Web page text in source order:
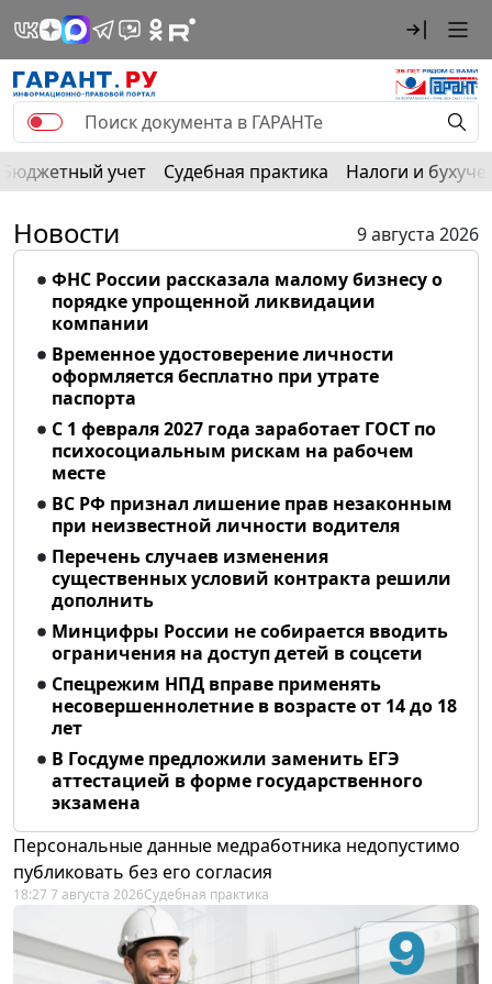
Бюджетный учет Судебная практика Налоги и
Новости
9 августа 2026
ФНС России рассказала малому бизнесу о
порядке упрощенной ликвидации
компании
Временное удостоверение личности
оформляется бесплатно при утрате
паспорта
С 1 февраля 2027 года заработает ГОСТ по
психосоциальным рискам на рабочем
месте
ВС РФ признал лишение прав незаконным
при неизвестной личности водителя
Перечень случаев изменения
существенных условий контракта решили
дополнить
Минцифры России не собирается вводить
ограничения на доступ детей в соцсети
Спецрежим НПД вправе применять
несовершеннолетние в возрасте от 14 до 18
лет
В Госдуме предложили заменить ЕГЭ
аттестацией в форме государственного
экзамена
Персональные данные медработника недопустимо
публиковать без его согласия
18:27 7 августа 2026Судебная практика